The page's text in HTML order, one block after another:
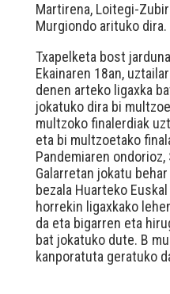
Martirena, Loitegi-
Murgiondo arituko dira.
Txapelketa bost
Ekainaren 18an,
denen arteko ligaxka
jokatuko dira bi
multzoko finalerdiak
eta bi multzoetako
Pandemiaren ondorioz,
Galarretan jokatu
bezala Huarteko
horrekin ligaxkako
da eta bigarren eta
bat jokatuko dute. B
kanporatuta geratuko